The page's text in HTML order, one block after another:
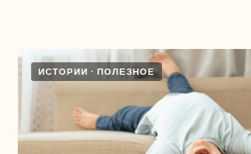
ИСТОРИИ ПОЛЕЗНОЕ
Юридический адрес:
121357, Москва г, ул Инициативная, д. 10, к. 1, кв. 13
Дизайн и разработка сайта
tanya lapka nikolayev.design
&